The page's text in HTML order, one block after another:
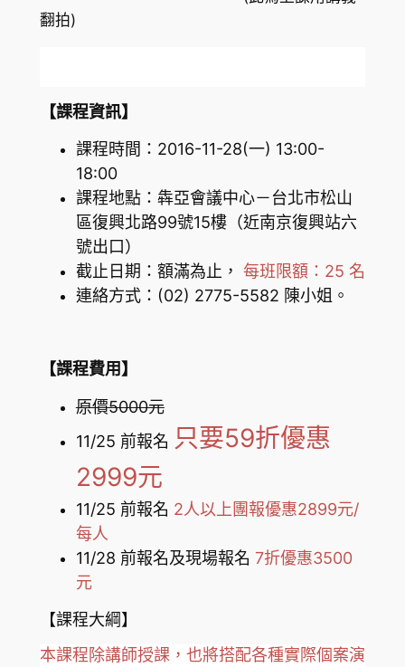
翻拍)
【課程資訊】
課程時間：2016-11-28(一) 13:00-
18:00
課程地點：犇亞會議中心－台北市松山
區復興北路99號15樓（近南京復興站六
號出口）
截止日期：額滿為止， 每班限額：25 名
連絡方式：(02) 2775-5582 陳小姐。
【課程費用】
原價5000元
11/25 前報名 只要59折優惠
2999元
11/25 前報名 2人以上團報優惠2899元/
每人
11/28 前報名及現場報名 7折優惠3500
元
【課程大綱】
本課程除講師授課，也將搭配各種實際個案演